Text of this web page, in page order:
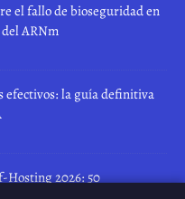
el fallo de bioseguridad en
ARNm
efectivos: la guía definitiva
Hosting 2026: 50